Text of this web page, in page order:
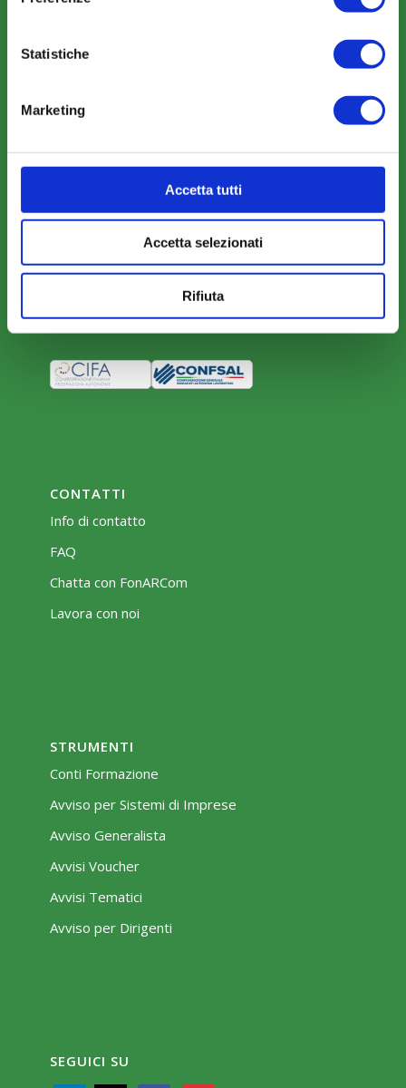
Statistiche
Marketing
Accetta tutti
Accetta selezionati
Rifiuta
Rassegna Stampa
AREA RISERVATA
Parere Parti
Farc Interattivo
Bacheca
CONTATTI
Info di contatto
FAQ
Chatta con FonARCom
Lavora con noi
STRUMENTI
Conti Formazione
Avviso per Sistemi di Imprese
Avviso Generalista
Avvisi Voucher
Avvisi Tematici
Avviso per Dirigenti
SEGUICI SU